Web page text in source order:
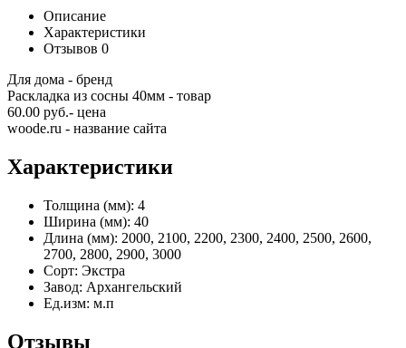
Описание
Характеристики
Отзывов 0
Для дома - бренд
Раскладка из сосны 40мм - товар
60.00 руб.- цена
woode.ru - название сайта
Характеристики
Толщина (мм): 4
Ширина (мм): 40
Длина (мм): 2000, 2100, 2200, 2300, 2400, 2500, 2600,
2700, 2800, 2900, 3000
Сорт: Экстра
Завод: Архангельский
Ед.изм: м.п
Отзывы